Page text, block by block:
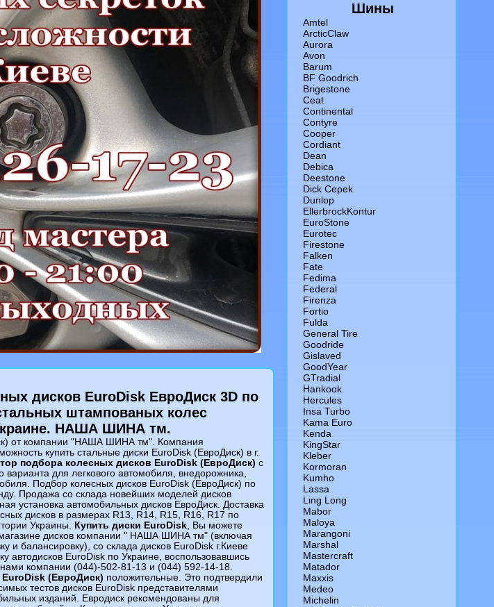
дисков EuroDisk ЕвроДиск 3D по
штампованых колес
НАША ШИНА тм.
от компании "НАША ШИНА тм". Компания
купить стальные диски EuroDisk (ЕвроДиск) в г.
подбора колесных дисков EuroDisk (ЕвроДиск) c
варианта для легкового автомобиля, внедорожника,
Подбор колесных дисков EuroDisk (ЕвроДиск) по
Продажа со склада новейших моделей дисков
установка автомобильных дисков ЕвроДиск. Доставка
дисков в размерах R13, R14, R15, R16, R17 по
Украины. Купить диски EuroDisk, Вы можете
дисков компании " НАША ШИНА тм" (включая
и балансировку), со склада дисков EuroDisk г.Киеве
автодисков EuroDisk по Украине, воспользовавшись
компании (044)-502-81-13 и (044) 592-14-18.
(ЕвроДиск) положительные. Это подтвердили
тестов дисков EuroDisk представителями
изданий. Евродиск рекомендованы для
Шины
Amtel
ArcticClaw
Aurora
Avon
Barum
BF Goodrich
Brigestone
Ceat
Continental
Contyre
Cooper
Cordiant
Dean
Debica
Deestone
Dick Cepek
Dunlop
EllerbrockKontur
EuroStone
Eurotec
Firestone
Falken
Fate
Fedima
Federal
Firenza
Fortio
Fulda
General Tire
Goodride
Gislaved
GoodYear
GTradial
Hankook
Hercules
Insa Turbo
Kama Euro
Kenda
KingStar
Kleber
Kormoran
Kumho
Lassa
Ling Long
Mabor
Maloya
Marangoni
Marshal
Mastercraft
Matador
Maxxis
Medeo
Michelin